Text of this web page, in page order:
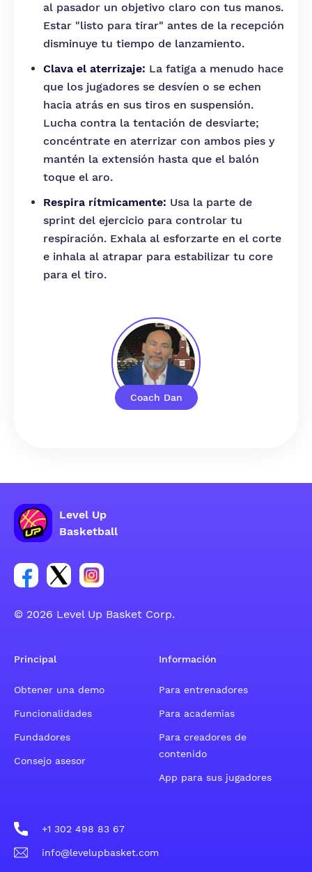
Coach Dan
al pasador un objetivo claro con tus manos.
Estar "listo para tirar" antes de la recepción
disminuye tu tiempo de lanzamiento.
Clava el aterrizaje: La fatiga a menudo hace
que los jugadores se desvíen o se echen
hacia atrás en sus tiros en suspensión.
Lucha contra la tentación de desviarte;
concéntrate en aterrizar con ambos pies y
mantén la extensión hasta que el balón
toque el aro.
Respira rítmicamente: Usa la parte de
sprint del ejercicio para controlar tu
respiración. Exhala al esforzarte en el corte
e inhala al atrapar para estabilizar tu core
para el tiro.
Level Up
Basketball
Enlace para el grupo social de la cuenta de Facebook
Enlace para el grupo social de la cuenta de
Enlace para el grupo social de la cuenta
© 2026 Level Up Basket Corp.
Principal
Obtener una demo
Funcionalidades
Fundadores
Consejo asesor
Información
Para entrenadores
Para academias
Para creadores de
contenido
App para sus jugadores
+1 302 498 83 67
info@levelupbasket.com